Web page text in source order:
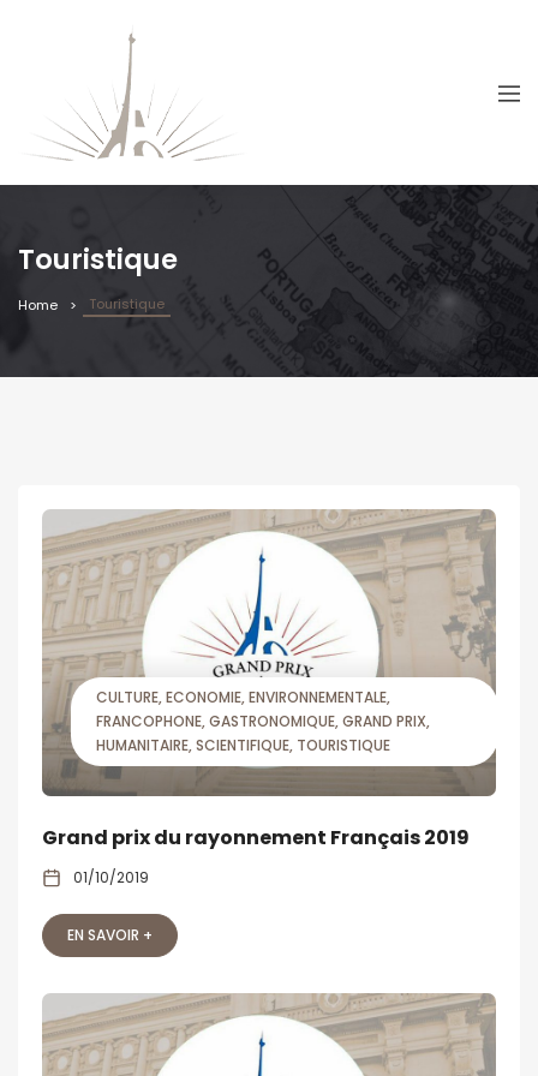
Touristique
Home Touristique
CULTURE ECONOMIE ENVIRONNEMENTALE
FRANCOPHONE GASTRONOMIQUE GRAND PRIX
HUMANITAIRE SCIENTIFIQUE TOURISTIQUE
Grand prix du rayonnement Français 2019
01/10/2019
EN SAVOIR +